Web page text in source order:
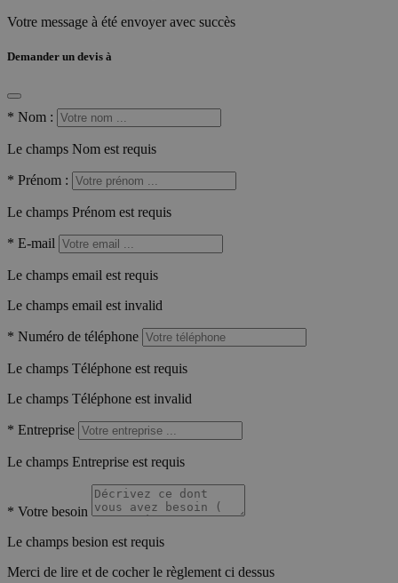
Votre message à été envoyer avec succès
Demander un devis à
* Nom :
Le champs Nom est requis
* Prénom :
Le champs Prénom est requis
* E-mail
Le champs email est requis
Le champs email est invalid
* Numéro de téléphone
Le champs Téléphone est requis
Le champs Téléphone est invalid
* Entreprise
Le champs Entreprise est requis
* Votre besoin
Le champs besion est requis
Merci de lire et de cocher le règlement ci dessus